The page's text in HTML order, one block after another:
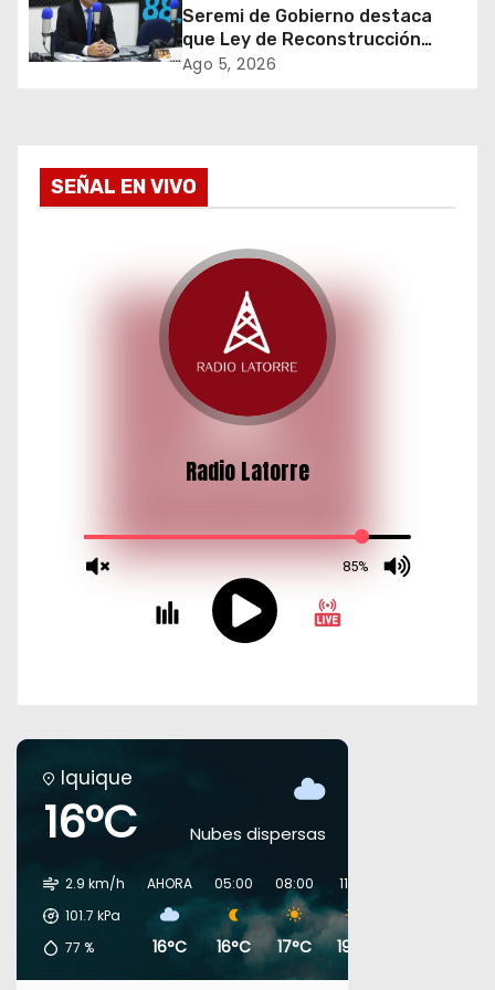
n
a
Seremi de Gobierno destaca
que Ley de Reconstrucción
Nacional impulsará la inversión
Ago 5, 2026
SEÑAL EN VIVO
Iquique
16°C Nubes dispersas
2.9 km/h
101.7 kPa
77 %
AHORA
16°C
05:00
16°C
08:00
17°C
11:00
19°C